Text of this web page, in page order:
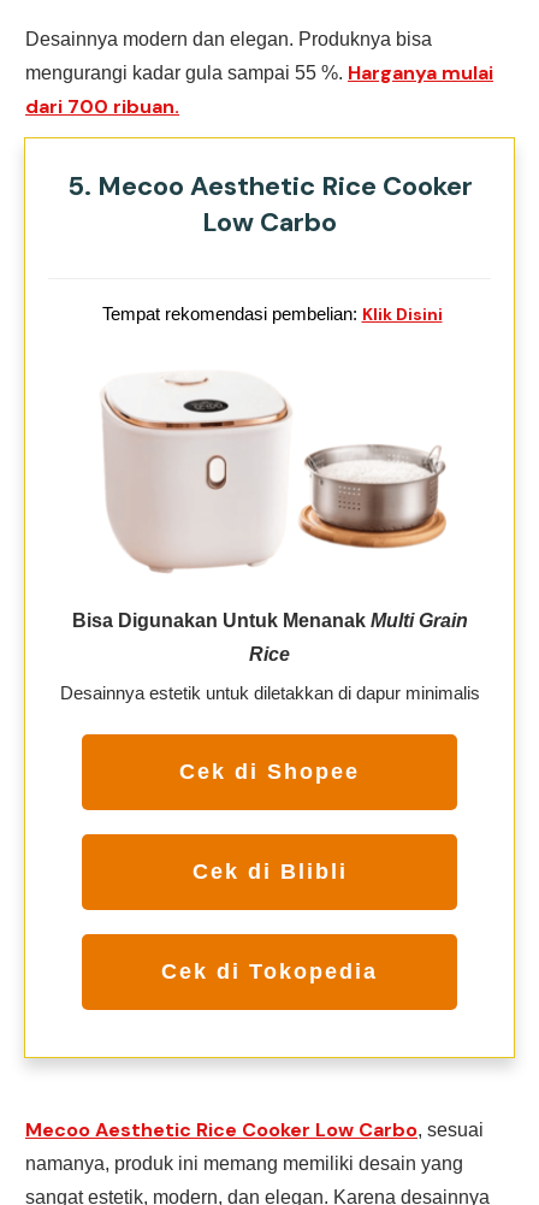
Desainnya modern dan elegan. Produknya bisa
mengurangi kadar gula sampai 55 %. Harganya mulai
dari 700 ribuan.
5. Mecoo Aesthetic Rice Cooker
Low Carbo
Tempat rekomendasi pembelian: Klik Disini
Bisa Digunakan Untuk Menanak Multi Grain
Rice
Desainnya estetik untuk diletakkan di dapur minimalis
Cek di Shopee
Cek di Blibli
Cek di Tokopedia
Mecoo Aesthetic Rice Cooker Low Carbo, sesuai
namanya, produk ini memang memiliki desain yang
sangat estetik, modern, dan elegan. Karena desainnya